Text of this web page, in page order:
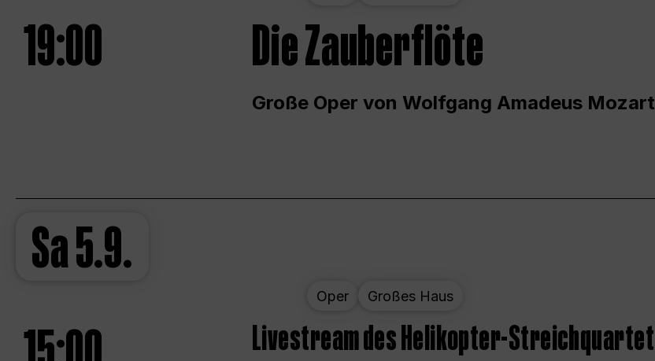
19:00 Die Zauberflöte
Große Oper von Wolfgang Amadeus Mozart
Sa5.9.
Oper Großes Haus
Livestream des Helikopter-